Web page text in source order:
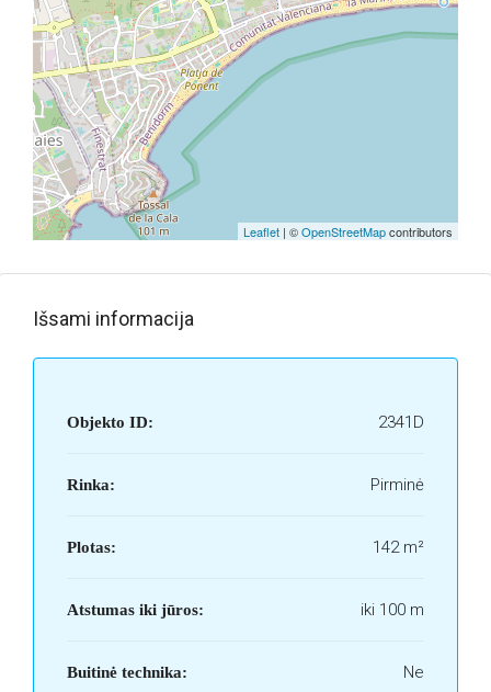
Leaflet | ©OpenStreetMapcontributors
Išsami informacija
Objekto ID: 2341D
Rinka: Pirminė
Plotas: 142 m²
Atstumas iki jūros: iki 100 m
Buitinė technika: Ne